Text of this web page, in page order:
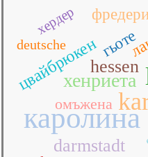
каролина
хенриета
darmstadt
hessen
цвайбрюкенгьоте
омъжена
deutsche
хердер